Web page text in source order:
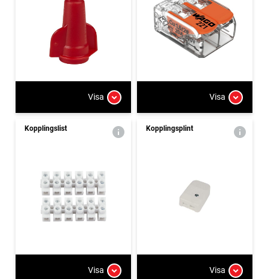
Visa Visa
Kopplingslist
Visa
Kopplingsplint
Visa